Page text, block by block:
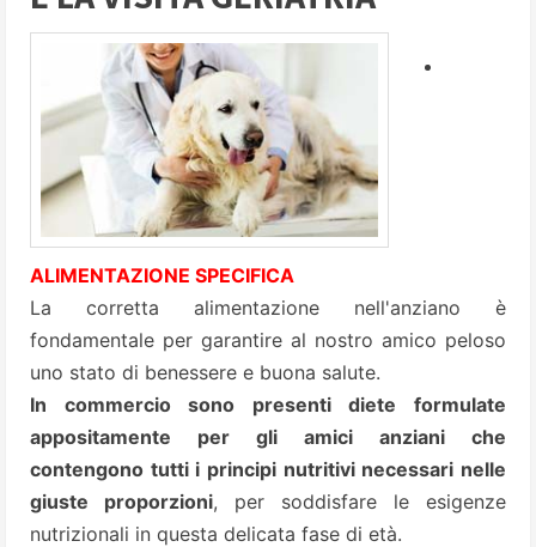
ALIMENTAZIONE SPECIFICA
La corretta alimentazione nell'anziano è
fondamentale per garantire al nostro amico peloso
uno stato di benessere e buona salute.
In commercio sono presenti diete formulate
appositamente per gli amici anziani che
contengono tutti i principi nutritivi necessari nelle
giuste proporzioni, per soddisfare le esigenze
nutrizionali in questa delicata fase di età.